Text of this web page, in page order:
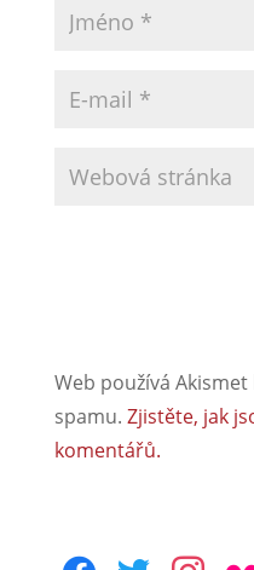
Web používá
spamu. Zjistěte, jak
komentářů.